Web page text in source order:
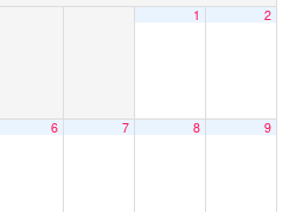
1 2
6 7 8 9